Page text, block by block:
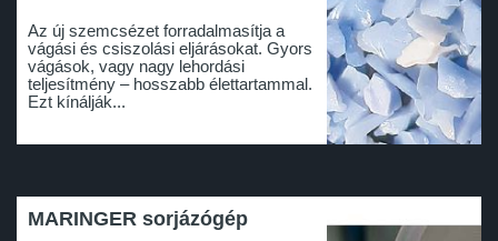
Az új szemcsézet forradalmasítja a
vágási és csiszolási eljárásokat. Gyors
vágások, vagy nagy lehordási
teljesítmény – hosszabb élettartammal.
Ezt kínálják...
MARINGER sorjázógép